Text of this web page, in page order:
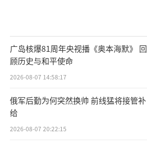
广岛核爆81周年央视播《奥本海默》 回
顾历史与和平使命
2026-08-07 14:58:17
俄军后勤为何突然换帅 前线猛将接管补
给
2026-08-07 20:22:15